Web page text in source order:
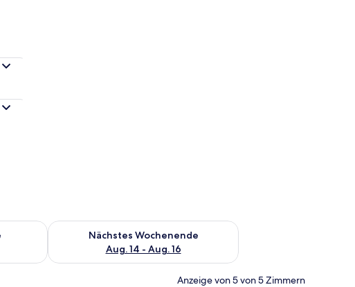
dieses Wochenende, Aug. 7 - Aug. 9.
Nächstes Wochenende
Aug. 14 - Aug. 16
Überprüfe die Verfügbarkeit für nächstes Wochenende, Aug.
Anzeige von 5 von 5 Zimmern